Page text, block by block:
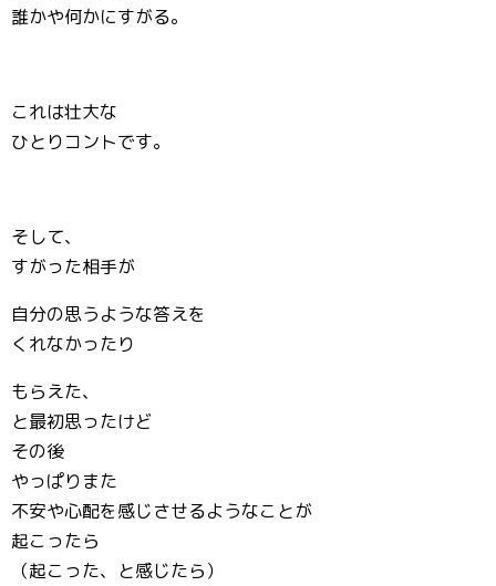
誰かや何かにすがる。
これは壮大な
ひとりコントです。
そして、
すがった相手が
自分の思うような答えを
くれなかったり
もらえた、
と最初思ったけど
その後
やっぱりまた
不安や心配を感じさせるようなことが
起こったら
（起こった、と感じたら）